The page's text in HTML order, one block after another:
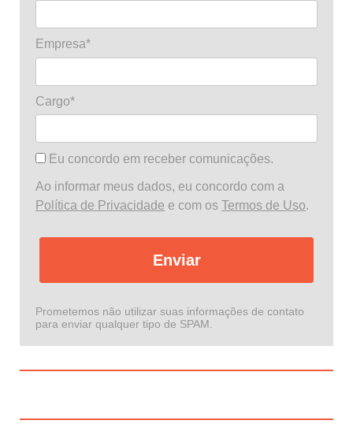
Empresa*
Cargo*
Eu concordo em receber comunicações.
Ao informar meus dados, eu concordo com a
Política de Privacidade e com os Termos de Uso.
Enviar
Prometemos não utilizar suas informações de contato
para enviar qualquer tipo de SPAM.